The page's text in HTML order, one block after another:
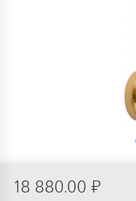
18 880.00 ₽